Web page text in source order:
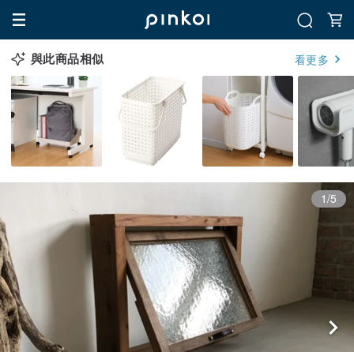
與此商品相似 看更多
1/5